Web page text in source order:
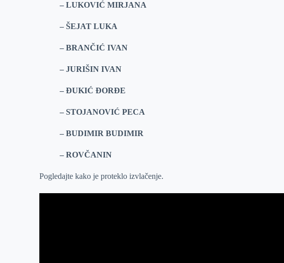
– LUKOVIĆ MIRJANA
– ŠEJAT LUKA
– BRANČIĆ IVAN
– JURIŠIN IVAN
– ĐUKIĆ ĐORĐE
– STOJANOVIĆ PECA
– BUDIMIR BUDIMIR
– ROVČANIN
Pogledajte kako je proteklo izvlačenje.